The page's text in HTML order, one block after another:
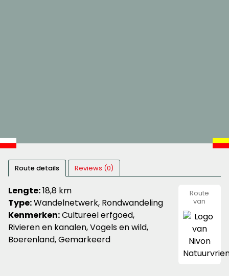
Route details Reviews (0)
Lengte:18,8 km
Type:Wandelnetwerk, Rondwandeling
Kenmerken:Cultureel erfgoed,
Rivieren en kanalen, Vogels en wild,
Boerenland, Gemarkeerd
Route
van